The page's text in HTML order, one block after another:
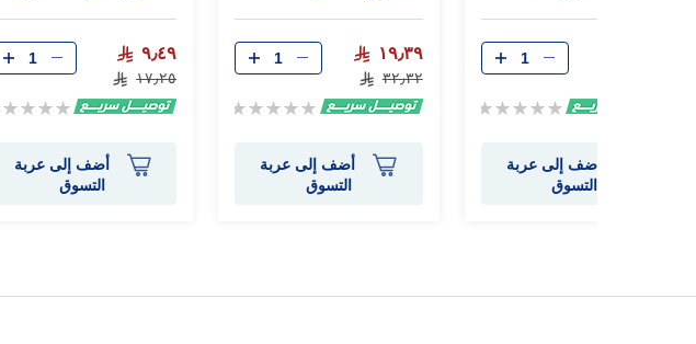
Rating:
أضف إلى عربة
التسوق
١٩٫٣٩
٣٢٫٣٢
Rating:
أضف إلى عربة
التسوق
٩٫٤٩
١٧٫٢٥
Rating:
أضف إلى عربة
التسوق